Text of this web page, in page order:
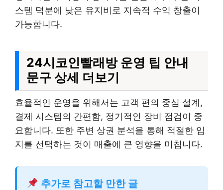
스템 덕분에 낮은 유지비로 지속적 수익 창출이
가능합니다.
24시코인빨래방 운영 팁 안내
문구 상세 더보기
효율적인 운영을 위해서는 고객 편의 중심 설계,
결제 시스템의 간편함, 정기적인 장비 점검이 중
요합니다. 또한 주변 상권 분석을 통해 적절한 입
지를 선택하는 것이 매출에 큰 영향을 미칩니다.
추가로 참고할 만한 글